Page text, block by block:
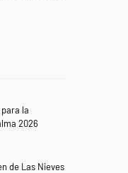
la
2026
de Las Nieves